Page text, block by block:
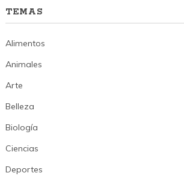
TEMAS
Alimentos
Animales
Arte
Belleza
Biología
Ciencias
Deportes